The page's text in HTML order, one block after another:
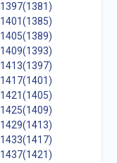
1397(1381)
1401(1385)
1405(1389)
1409(1393)
1413(1397)
1417(1401)
1421(1405)
1425(1409)
1429(1413)
1433(1417)
1437(1421)